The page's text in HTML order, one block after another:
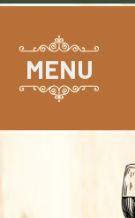
MENU